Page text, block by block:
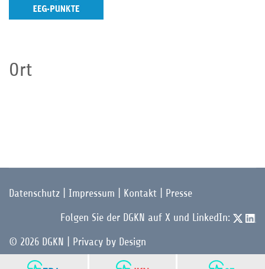
Ort
Datenschutz Impressum Kontakt Presse
Folgen Sie der DGKN auf X und LinkedIn:
© 2026 DGKN | Privacy by Design